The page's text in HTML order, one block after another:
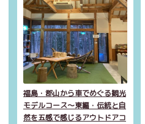
福島・郡山から車でめぐる観光
モデルコース～東編・伝統と自
然を五感で感じるアウトドアコ